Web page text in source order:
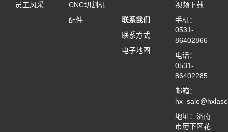
员工风采
CNC切割机
配件
视频下载
联系我们
联系方式
电子地图
手机：
0531-
86402866
电话：
0531-
86402285
邮箱：
地址：济南
市历下区花